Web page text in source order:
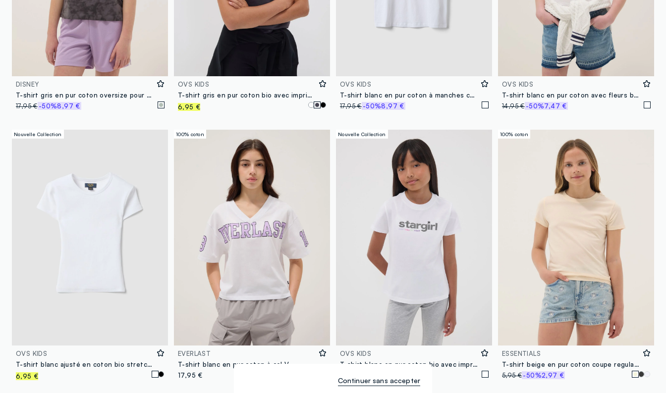
DISNEY
T-shirt gris en pur coton oversize pour fille avec Stitch
17,95 €-50%8,97 €
OVS KIDS
T-shirt gris en pur coton bio avec imprimé devant et dos pour fille
6,95 €
OVS KIDS
T-shirt blanc en pur coton à manches courtes avec imprimé
17,95 €-50%8,97 €
OVS KIDS
T-shirt blanc en pur coton avec fleurs brodées
14,95 €-50%7,47 €
Nouvelle Collection
OVS KIDS
T-shirt blanc ajusté en coton bio stretch à manches courtes pour fille
6,95 €
100% coton
EVERLAST
T-shirt blanc en pur coton à col V
17,95 €
Nouvelle Collection
OVS KIDS
T-shirt blanc en pur coton bio avec imprimé « Stargirl » pour fille
7,95 €
100% coton
ESSENTIALS
T-shirt beige en pur coton coupe regular pour fille
5,95 €-50%2,97 €
Continuer sans accepter